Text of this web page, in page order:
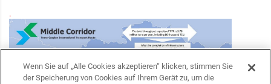
Wenn Sie auf „Alle Cookies akzeptieren“ klicken, stimmen Sie
der Speicherung von Cookies auf Ihrem Gerät zu, um die